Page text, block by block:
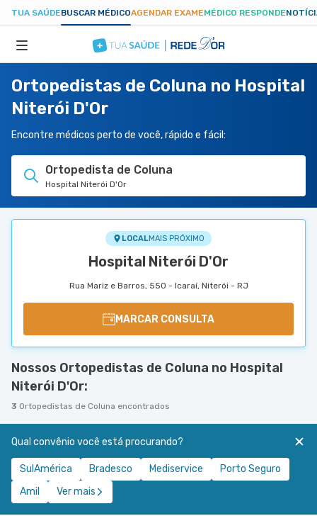
TUA SAÚDEBUSCAR MÉDICOAGENDAR EXAMEMÉDICO RESPONDE
ESPECIALIDADES
HOSPITAIS
TUASAUDE.COM
Ortopedistas de Coluna no Hospital
Niterói D'Or
Encontre médicos perto de você, rápido e fácil:
Ortopedista de Coluna
Hospital Niterói D'Or
LOCALMAIS PRÓXIMO
Hospital Niterói D'Or
Rua Mariz e Barros, 550 - Icaraí, Niterói - RJ
MARCAR CONSULTA
Nossos Ortopedistas de Coluna no Hospital
Niterói D'Or:
3 Ortopedistas de Coluna encontrados
Qual convênio você está procurando?
SulAmérica Bradesco Mediservice
Porto Seguro
Amil
Ver mais